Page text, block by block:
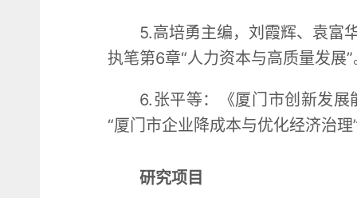
5.高培勇主编，刘霞辉、袁富
执笔第6章“人力资本与高质量发展”
6.张平等：《厦门市创新发
“厦门市企业降成本与优化经济治理
研究项目